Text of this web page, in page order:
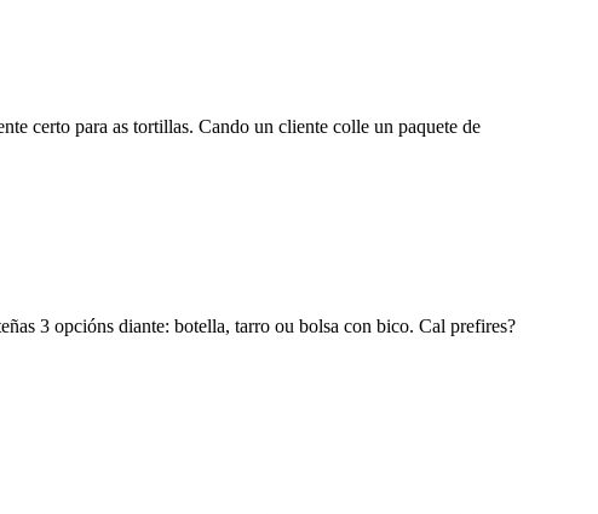
certo para as tortillas. Cando un cliente colle un paquete de
3 opcións diante: botella, tarro ou bolsa con bico. Cal prefires?